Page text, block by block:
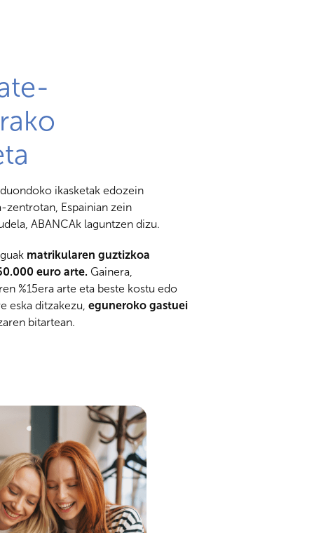
ikasketak edozein
zentrotan, Espainian zein
ABANCAk laguntzen dizu.
matrikularen guztizkoa
euro arte. Gainera,
%15era arte eta beste kostu edo
eska ditzakezu, eguneroko gastuei
bitartean.